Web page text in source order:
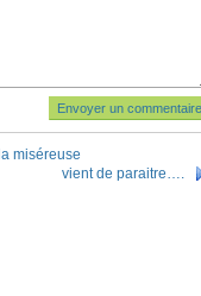
miséreuse
vient de paraitre….